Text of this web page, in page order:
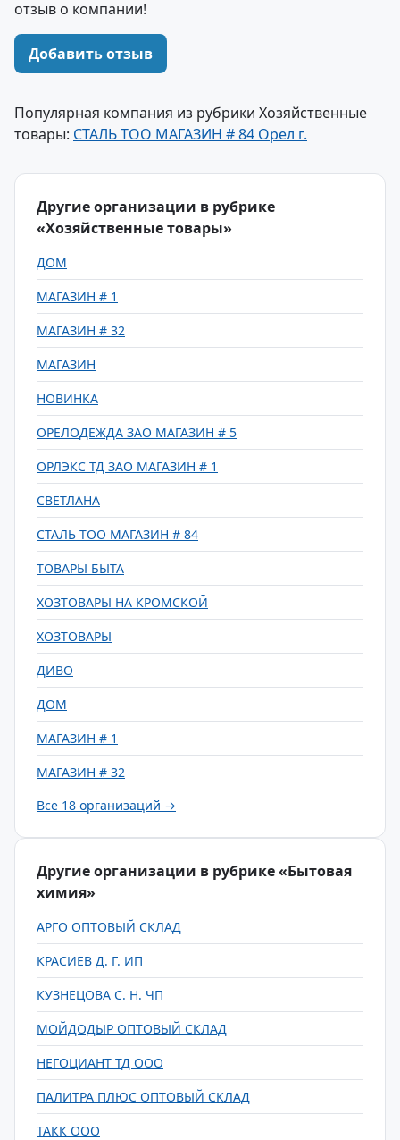
отзыв о компании!
Добавить отзыв
Популярная компания из рубрики Хозяйственные
товары: СТАЛЬ ТОО МАГАЗИН # 84 Орел г.
Другие организации в рубрике
«Хозяйственные товары»
ДОМ
МАГАЗИН # 1
МАГАЗИН # 32
МАГАЗИН
НОВИНКА
ОРЕЛОДЕЖДА ЗАО МАГАЗИН # 5
ОРЛЭКС ТД ЗАО МАГАЗИН # 1
СВЕТЛАНА
СТАЛЬ ТОО МАГАЗИН # 84
ТОВАРЫ БЫТА
ХОЗТОВАРЫ НА КРОМСКОЙ
ХОЗТОВАРЫ
ДИВО
ДОМ
МАГАЗИН # 1
МАГАЗИН # 32
Все 18 организаций →
Другие организации в рубрике «Бытовая
химия»
АРГО ОПТОВЫЙ СКЛАД
КРАСИЕВ Д. Г. ИП
КУЗНЕЦОВА С. Н. ЧП
МОЙДОДЫР ОПТОВЫЙ СКЛАД
НЕГОЦИАНТ ТД ООО
ПАЛИТРА ПЛЮС ОПТОВЫЙ СКЛАД
ТАКК ООО